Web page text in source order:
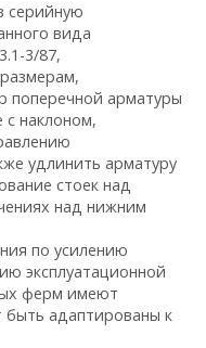
серийную
вида
3/87,
поперечной арматуры
с наклоном,
удлинить арматуру
стоек над
над нижним
по усилению
эксплуатационной
ферм имеют
быть адаптированы к